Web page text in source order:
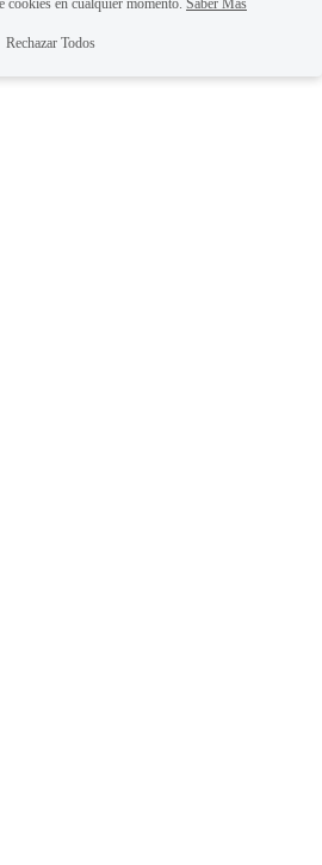
cookies en cualquier momento. Saber Más
Rechazar Todos